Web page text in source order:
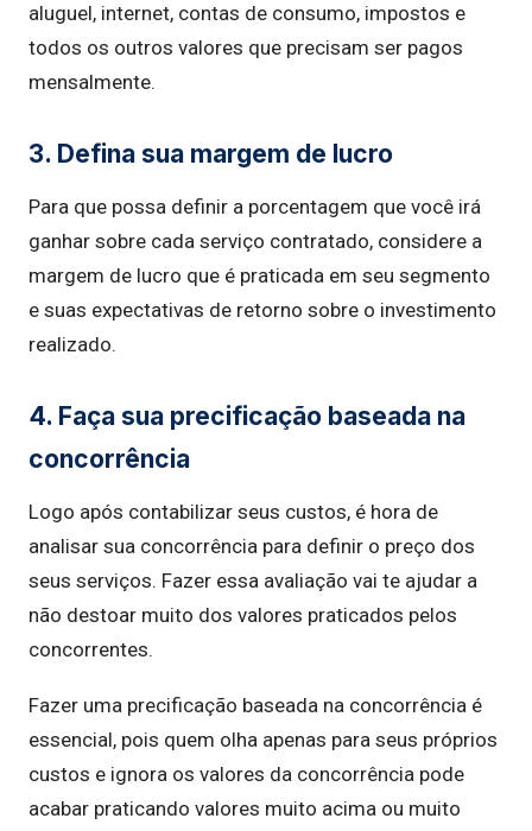
aluguel, internet, contas de consumo, impostos e
todos os outros valores que precisam ser pagos
mensalmente.
3. Defina sua margem de lucro
Para que possa definir a porcentagem que você irá
ganhar sobre cada serviço contratado, considere a
margem de lucro que é praticada em seu segmento
e suas expectativas de retorno sobre o investimento
realizado.
4. Faça sua precificação baseada na
concorrência
Logo após contabilizar seus custos, é hora de
analisar sua concorrência para definir o preço dos
seus serviços. Fazer essa avaliação vai te ajudar a
não destoar muito dos valores praticados pelos
concorrentes.
Fazer uma precificação baseada na concorrência é
essencial, pois quem olha apenas para seus próprios
custos e ignora os valores da concorrência pode
acabar praticando valores muito acima ou muito